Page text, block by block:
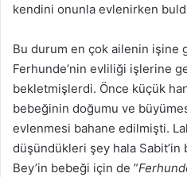
kendini onunla evlenirken
Bu durum en çok ailenin işine
Ferhunde’nin evliliği işlerine
bekletmişlerdi. Önce küçük
bebeğinin doğumu ve
evlenmesi bahane edilmişti.
düşündükleri şey hala Sabit’in
Bey’in bebeği için de ”